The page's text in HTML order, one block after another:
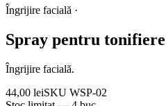
Îngrijire facială ·
Spray pentru
Îngrijire facială.
44,00 leiSKU WSP-02